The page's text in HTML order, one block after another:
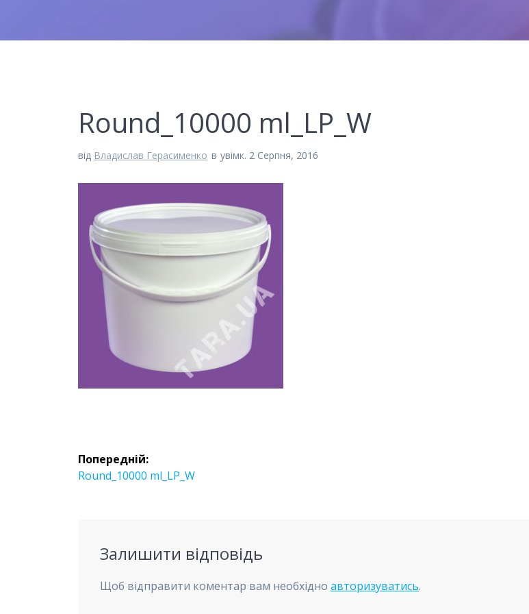
Round_10000 ml_LP_W
від Владислав Герасименко в увімк. 2 Серпня, 2016
Навігація
записів
Попередній:
Попередній
Round_10000 ml_LP_W
Залишити відповідь
Щоб відправити коментар вам необхідноавторизуватись.